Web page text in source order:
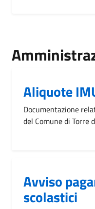
Aliquote
Documentazione
del Comune di Torre
Avviso
scolastici